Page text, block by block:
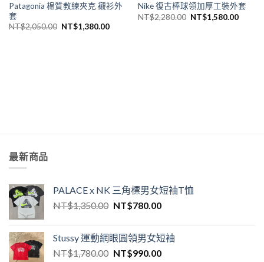
Patagonia 棉質教練夾克 襯衫外
套
NT$2,050.00 NT$1,380.00
Nike 復古棒球領加厚工裝外套
NT$2,280.00 NT$1,580.00
最新商品
PALACE x NK 三角標男女短袖T恤
NT$1,350.00 NT$780.00
Stussy 運動網眼圓領男女短袖
NT$1,780.00 NT$990.00